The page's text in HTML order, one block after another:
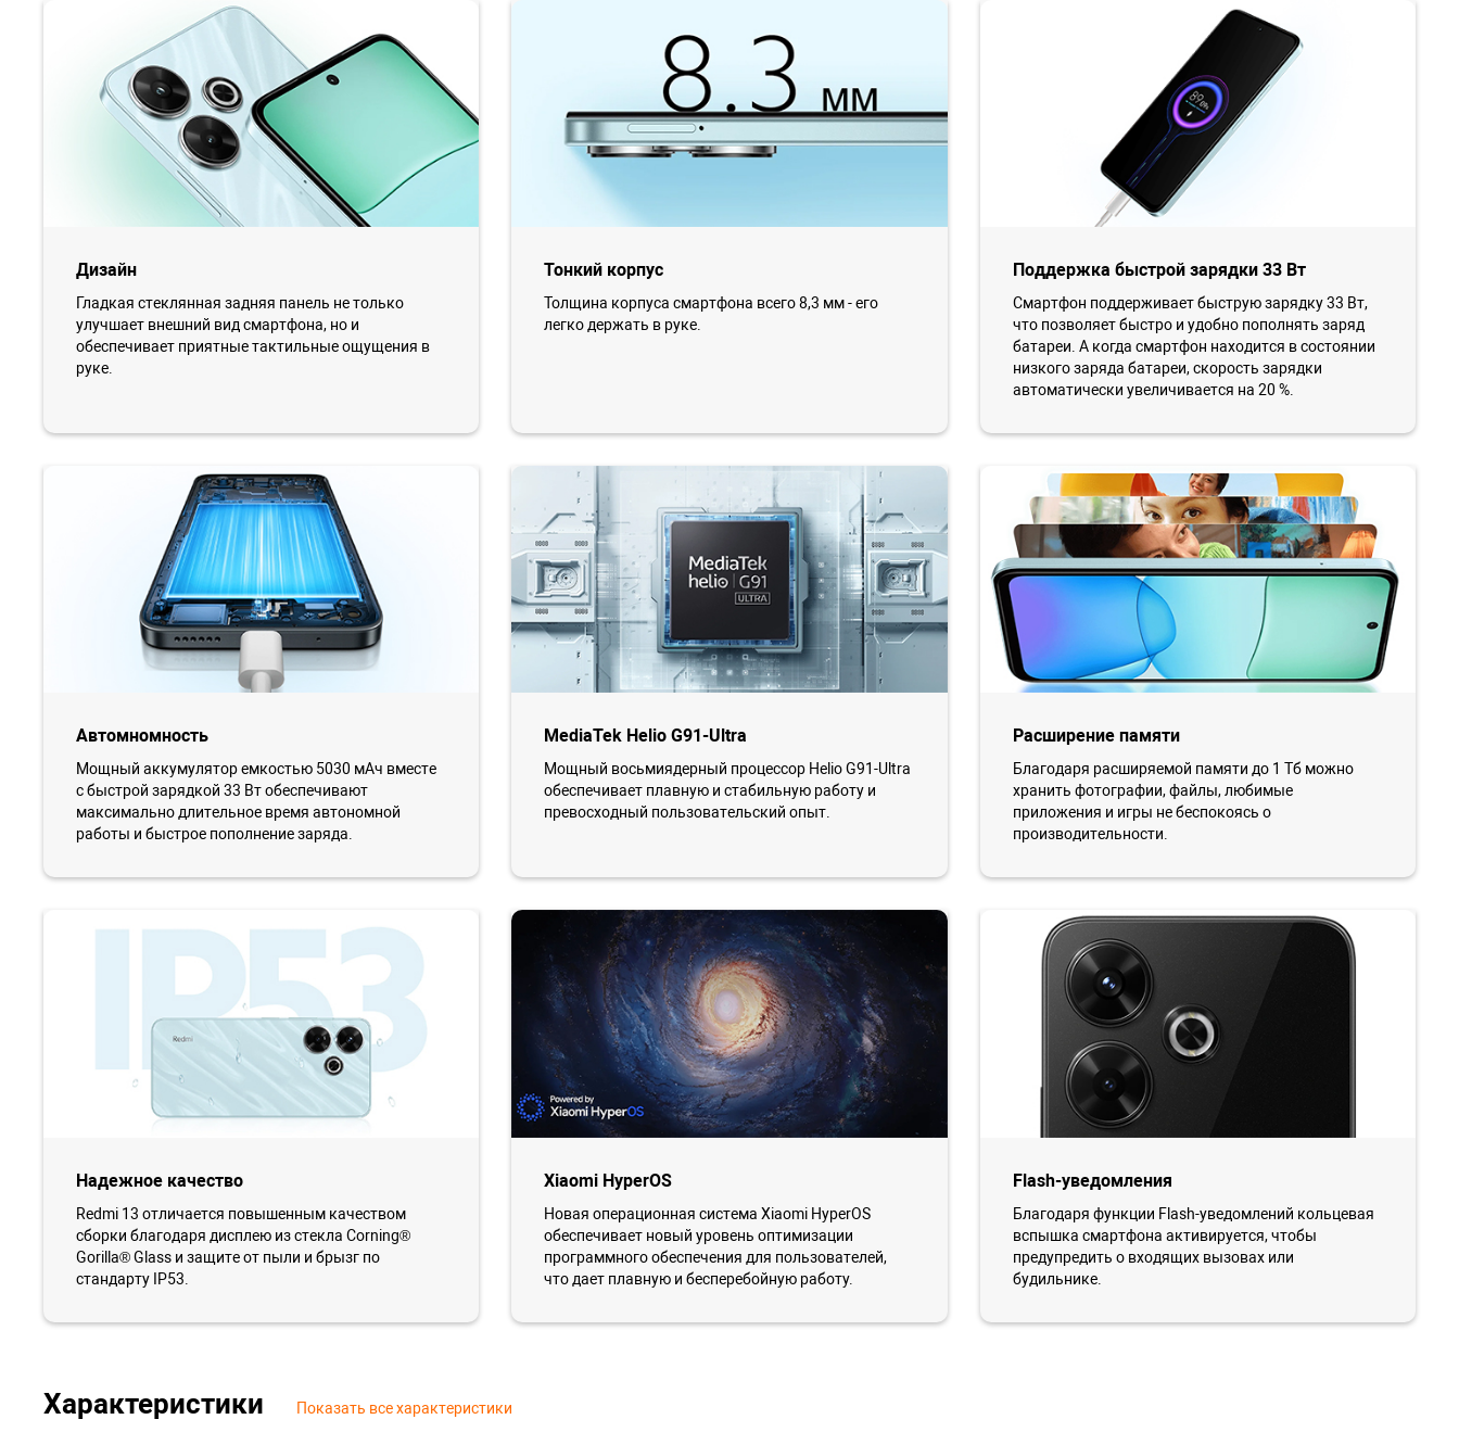
Дизайн
Гладкая стеклянная задняя панель не только
улучшает внешний вид смартфона, но и
обеспечивает приятные тактильные ощущения в
руке.
Тонкий корпус
Толщина корпуса смартфона всего 8,3 мм - его
легко держать в руке.
Поддержка быстрой зарядки 33 Вт
Смартфон поддерживает быструю зарядку 33 Вт,
что позволяет быстро и удобно пополнять заряд
батареи. А когда смартфон находится в состоянии
низкого заряда батареи, скорость зарядки
автоматически увеличивается на 20 %.
Автомномность
Мощный аккумулятор емкостью 5030 мАч вместе
с быстрой зарядкой 33 Вт обеспечивают
максимально длительное время автономной
работы и быстрое пополнение заряда.
MediaTek Helio G91-Ultra
Мощный восьмиядерный процессор Helio G91-Ultra
обеспечивает плавную и стабильную работу и
превосходный пользовательский опыт.
Расширение памяти
Благодаря расширяемой памяти до 1 Тб можно
хранить фотографии, файлы, любимые
приложения и игры не беспокоясь о
производительности.
Надежное качество
Redmi 13 отличается повышенным качеством
сборки благодаря дисплею из стекла Corning®
Gorilla® Glass и защите от пыли и брызг по
стандарту IP53.
Xiaomi HyperOS
Новая операционная система Xiaomi HyperOS
обеспечивает новый уровень оптимизации
программного обеспечения для пользователей,
что дает плавную и бесперебойную работу.
Flash-уведомления
Благодаря функции Flash-уведомлений кольцевая
вспышка смартфона активируется, чтобы
предупредить о входящих вызовах или
будильнике.
Характеристики Показать все характеристики